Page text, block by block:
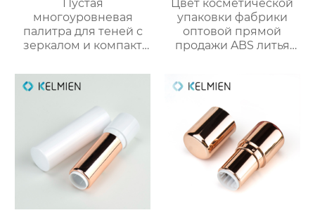
Пустая
многоуровневая
палитра для теней с
зеркалом и компакт
для косметики
Цвет косметической
упаковки фабрики
оптовой прямой
продажи ABS литья
столкновения тушь
трубки